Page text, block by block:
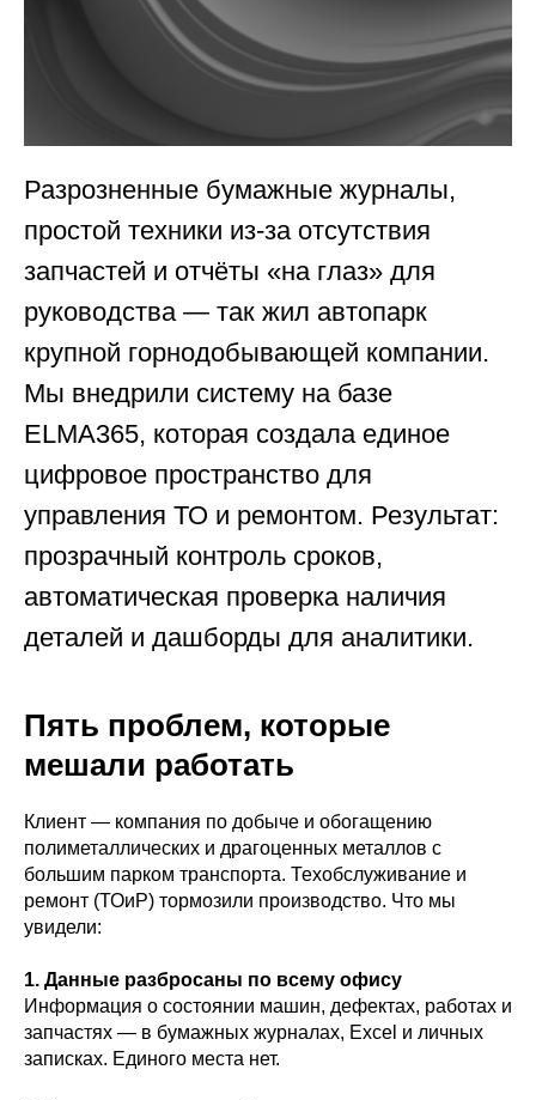
Разрозненные бумажные журналы,
простой техники из-за отсутствия
запчастей и отчёты «на глаз» для
руководства — так жил автопарк
крупной горнодобывающей компании.
Мы внедрили систему на базе
ELMA365, которая создала единое
цифровое пространство для
управления ТО и ремонтом. Результат:
прозрачный контроль сроков,
автоматическая проверка наличия
деталей и дашборды для аналитики.
Пять проблем, которые
мешали работать
Клиент — компания по добыче и обогащению
полиметаллических и драгоценных металлов с
большим парком транспорта. Техобслуживание и
ремонт (ТОиР) тормозили производство. Что мы
увидели:
1. Данные разбросаны по всему офису
Информация о состоянии машин, дефектах, работах и
запчастях — в бумажных журналах, Excel и личных
записках. Единого места нет.